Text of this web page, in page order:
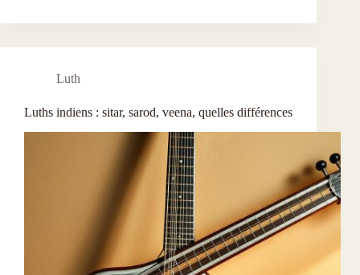
Luth
Luths indiens : sitar, sarod, veena, quelles différences